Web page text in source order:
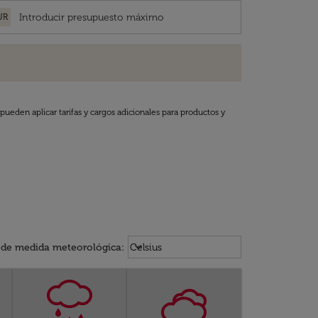
aplicar tarifas y cargos adicionales para productos y
medida meteorológica: Weather unit option Celsius
Celsius
keyboard_arrow_down